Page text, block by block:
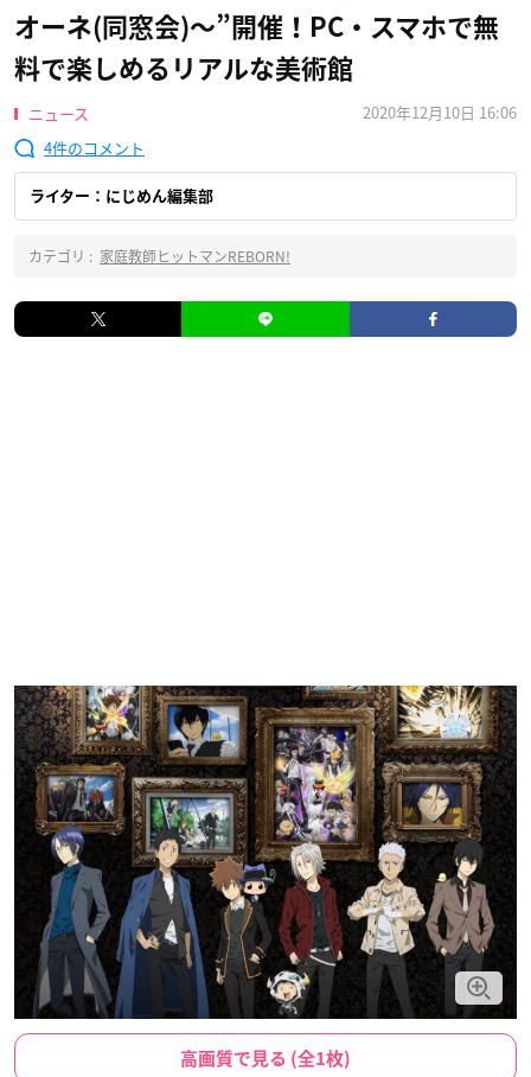
オーネ(同窓会)〜”開催！PC・スマホで無
料で楽しめるリアルな美術館
ニュース
2020年12月10日 16:06
4
ライター：にじめん編集部
カテゴリ : 家庭教師ヒットマンREBORN!
高画質で見る (全1枚)